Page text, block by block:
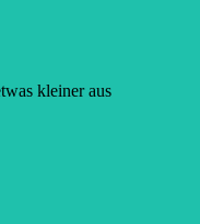
kleiner aus